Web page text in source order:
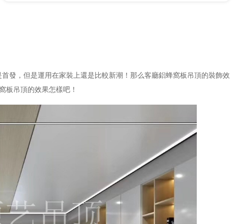
發，但是運用在家裝上還是比較新潮！那么客廳鋁蜂窩板吊頂的裝飾效
板吊頂的效果怎樣吧！